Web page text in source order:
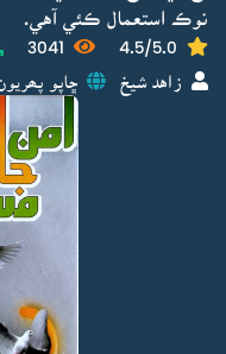
نوڪ استعمال ڪئي آهي.
4.5/5.0
3041
زاهد شيخ ڇاپو پھريون